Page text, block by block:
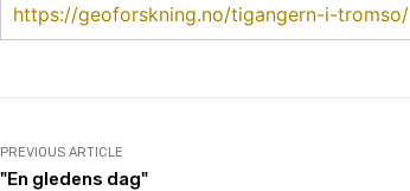
https://geoforskning.no/tigangern-i-tromso/
PREVIOUS ARTICLE
"En gledens dag"